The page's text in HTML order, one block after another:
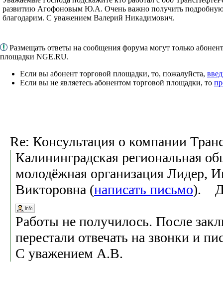
развитию Агофоновым Ю.А. Очень важно получить
благодарим. С уважением Валерий Никадимович.
Размещать ответы на сообщения форума могут только
площадки NGE.RU.
Если вы абонент торговой площадки, то, пожалуйста,
Если вы не являетесь абонентом торговой площадки, то
Re: Консультация о компании
Калининградская региональная
молодёжная организация Лидер,
Викторовна (написать письмо).
Работы не получилось. После
перестали отвечать на звонки и
С уважением А.В.